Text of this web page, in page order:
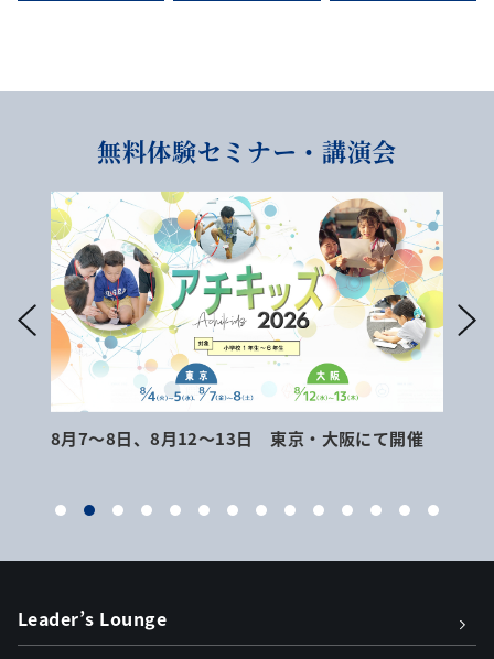
無料体験セミナー・講演会
8月7～8日、8月12～13日 東京・大阪にて開催
Leader’s Lounge